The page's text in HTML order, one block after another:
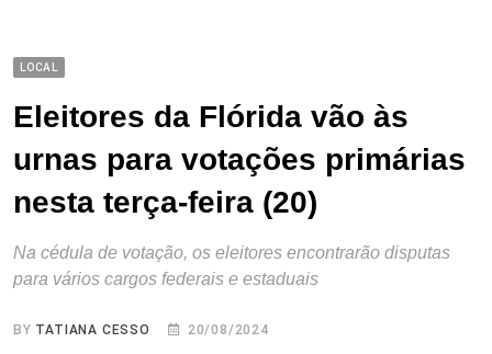
LOCAL
Eleitores da Flórida vão às
urnas para votações primárias
nesta terça-feira (20)
Na cédula de votação, os eleitores encontrarão disputas
para vários cargos federais e estaduais
BY TATIANA CESSO 20/08/2024